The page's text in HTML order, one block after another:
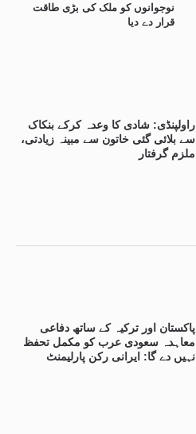
راولپنڈی: شادی کا وعدہ کرکے بنکاک
سے بلائی گئی خاتون سے مبینہ زیادتی،
ملزم گرفتار
پاکستان اور ترکیہ کے ساتھ دفاعی
معاہدہ سعودی عرب کو مکمل تحفظ
نہیں دے گا: ایرانی رکن پارلیمنٹ
نوجوانوں کو ملک کی بڑی طاقت
قرار دے دیا